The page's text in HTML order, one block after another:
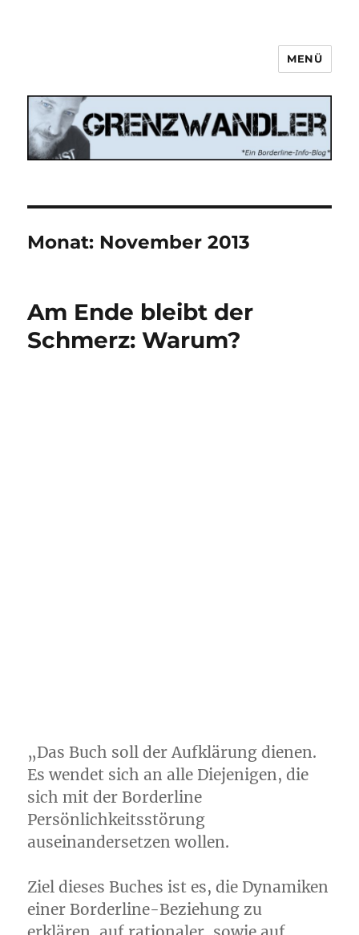
MENÜ
Monat: November 2013
Am Ende bleibt der
Schmerz: Warum?
„Das Buch soll der Aufklärung dienen.
Es wendet sich an alle Diejenigen, die
sich mit der Borderline
Persönlichkeitsstörung
auseinandersetzen wollen.
Ziel dieses Buches ist es, die Dynamiken
einer Borderline-Beziehung zu